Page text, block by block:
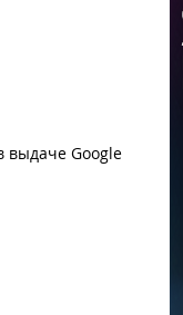
выдаче Google